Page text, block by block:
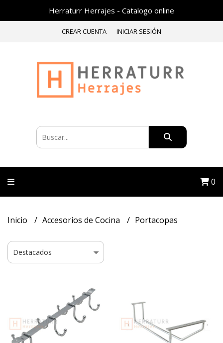
Herraturr Herrajes - Catalogo online
CREAR CUENTA INICIAR SESIÓN
0
Inicio Accesorios de Cocina Portacopas